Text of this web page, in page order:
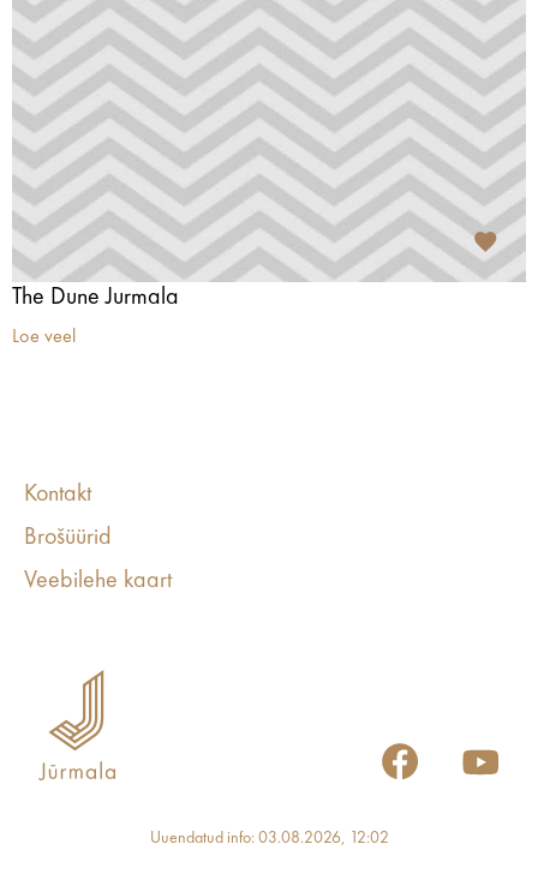
The Dune Jurmala
Loe veel
Kontakt
Brošüürid
Veebilehe kaart
Uuendatud info: 03.08.2026, 12:02